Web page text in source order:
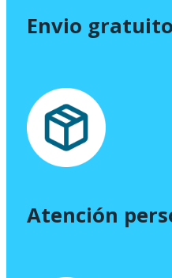
Envio gratuito
Atención